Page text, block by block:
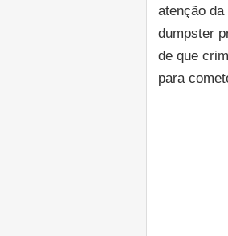
atenção
dumpster
de que
para